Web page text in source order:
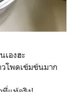
เองฮะ
โพดเข้มข้นมาก